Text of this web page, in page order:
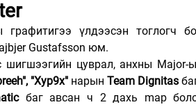
графитигээ үлдээсэн тоглогч
Gustafsson юм.
шигшээгийн цуврал, анхны
"Xyp9x" нарын Team Dignitas
баг авсан ч 2 дахь map